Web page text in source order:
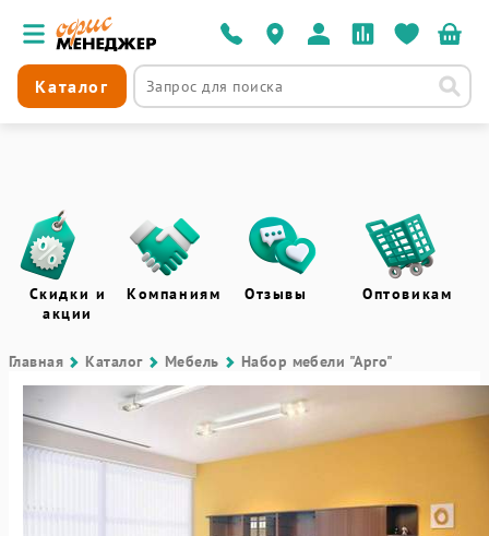
Каталог
Скидки и
акции
Компаниям Отзывы Оптовикам
Главная Каталог Мебель Набор мебели "Арго"